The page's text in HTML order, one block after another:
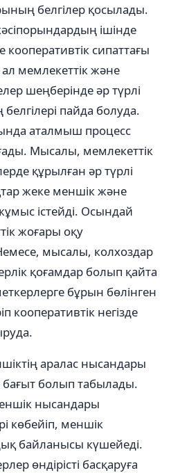
белгілер қосылады.
ішінде
кооперативтік сипаттағы
мемлекеттік және
шеңберінде әр түрлі
пайда болуда.
аталмыш процесс
Мысалы, мемлекеттік
құрылған әр түрлі
жеке меншік және
істейді. Осындай
жоғары оқу
мысалы, колхоздар
қоғамдар болып қайта
бұрын бөлінген
кооперативтік негізде
аралас нысандары
болып табылады.
нысандары
көбейіп, меншік
байланысы күшейеді.
өндірісті басқаруға